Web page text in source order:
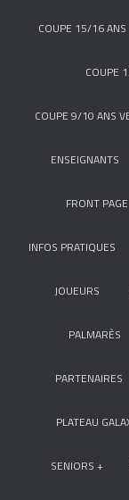
COUPE 15/16 ANS
COUPE
COUPE 9/10 ANS
ENSEIGNANTS
FRONT PAGE
INFOS PRATIQUES
JOUEURS
PALMARÈS
PARTENAIRES
PLATEAU
SENIORS +